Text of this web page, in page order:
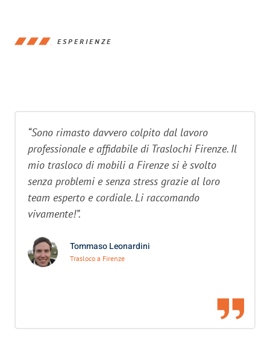
ESPERIENZE
“Sono rimasto davvero colpito dal lavoro
professionale e affidabile di Traslochi Firenze. Il
mio trasloco di mobili a Firenze si è svolto
senza problemi e senza stress grazie al loro
team esperto e cordiale. Li raccomando
vivamente!”.
Tommaso Leonardini
Trasloco a Firenze